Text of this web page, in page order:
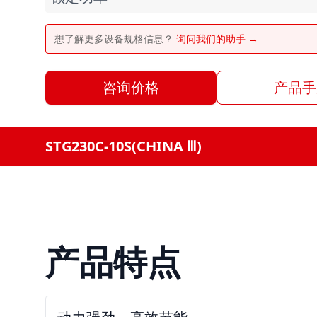
想了解更多设备规格信息？ 询问我们的助手 →
咨询价格 产品
STG230C-10S(CHINA Ⅲ)
产品特点